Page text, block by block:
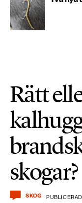
Rätt
skogar?
SKOG